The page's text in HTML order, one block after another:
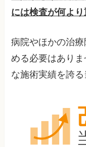
には検査が何よ
病院やほかの治
める必要はあり
な施術実績を誇る